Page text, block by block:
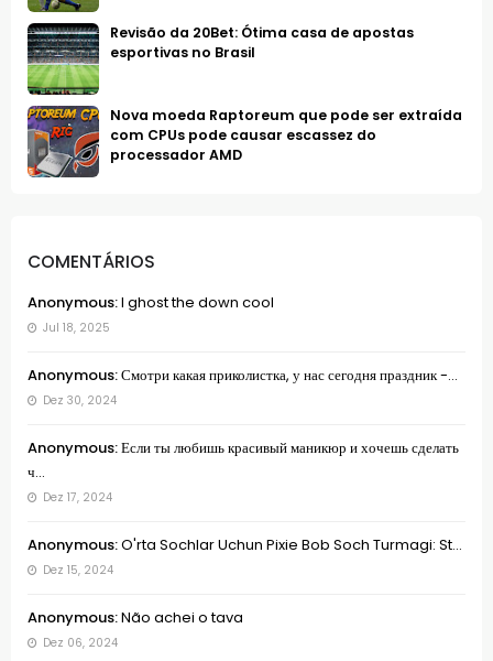
COMENTÁRIOS
Anonymous:I ghost the down cool
Jul 18, 2025
Anonymous:Смотри какая приколистка, у нас сегодня праздник -...
Dez 30, 2024
Anonymous:Если ты любишь красивый маникюр и хочешь сделать
ч...
Dez 17, 2024
Anonymous:O'rta Sochlar Uchun Pixie Bob Soch Turmagi: St...
Dez 15, 2024
Anonymous:Não achei o tava
Dez 06, 2024
Revisão da 20Bet: Ótima casa de apostas
esportivas no Brasil
Nova moeda Raptoreum que pode ser extraída
com CPUs pode causar escassez do
processador AMD